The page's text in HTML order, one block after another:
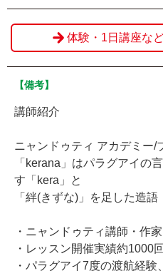
体験・1日講座な
【備考】
講師紹介
ニャンドゥティ アカデミー/
「kerana」はパラグアイの
す「kera」と
「絆(きずな)」を足した造語
・ニャンドゥティ講師・作家
・レッスン開催実績約1000
・パラグアイ7度の渡航経